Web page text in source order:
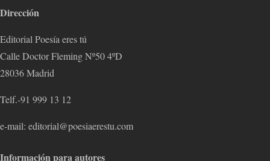
Dirección
Editorial Poesía eres tú
Calle Doctor Fleming Nº50 4ºD
28036 Madrid
Telf.-91 999 13 12
e-mail: editorial@poesiaerestu.com
Información para autores